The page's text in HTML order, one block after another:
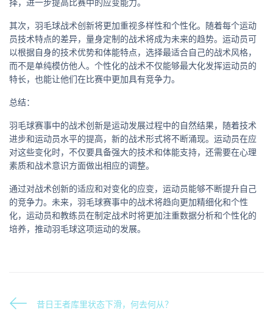
择，进一步提高比赛中的应变能力。
其次，羽毛球战术创新将更加重视多样性和个性化。随着每个运动
员技术特点的差异，量身定制的战术将成为未来的趋势。运动员可
以根据自身的技术优势和体能特点，选择最适合自己的战术风格，
而不是单纯模仿他人。个性化的战术不仅能够最大化发挥运动员的
特长，也能让他们在比赛中更加具有竞争力。
总结：
羽毛球赛事中的战术创新是运动发展过程中的自然结果，随着技术
进步和运动员水平的提高，新的战术形式将不断涌现。运动员在应
对这些变化时，不仅要具备强大的技术和体能支持，还需要在心理
素质和战术意识方面做出相应的调整。
通过对战术创新的适应和对变化的应变，运动员能够不断提升自己
的竞争力。未来，羽毛球赛事中的战术将趋向更加精细化和个性
化，运动员和教练员在制定战术时将更加注重数据分析和个性化的
培养，推动羽毛球这项运动的发展。
昔日王者库里状态下滑，何去何从？